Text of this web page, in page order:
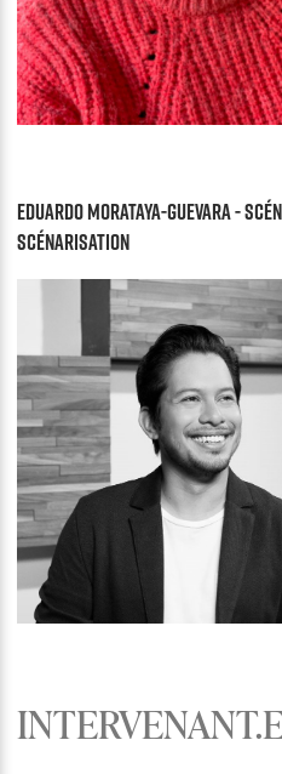
Eduardo Morataya-Guevara -
scénarisation